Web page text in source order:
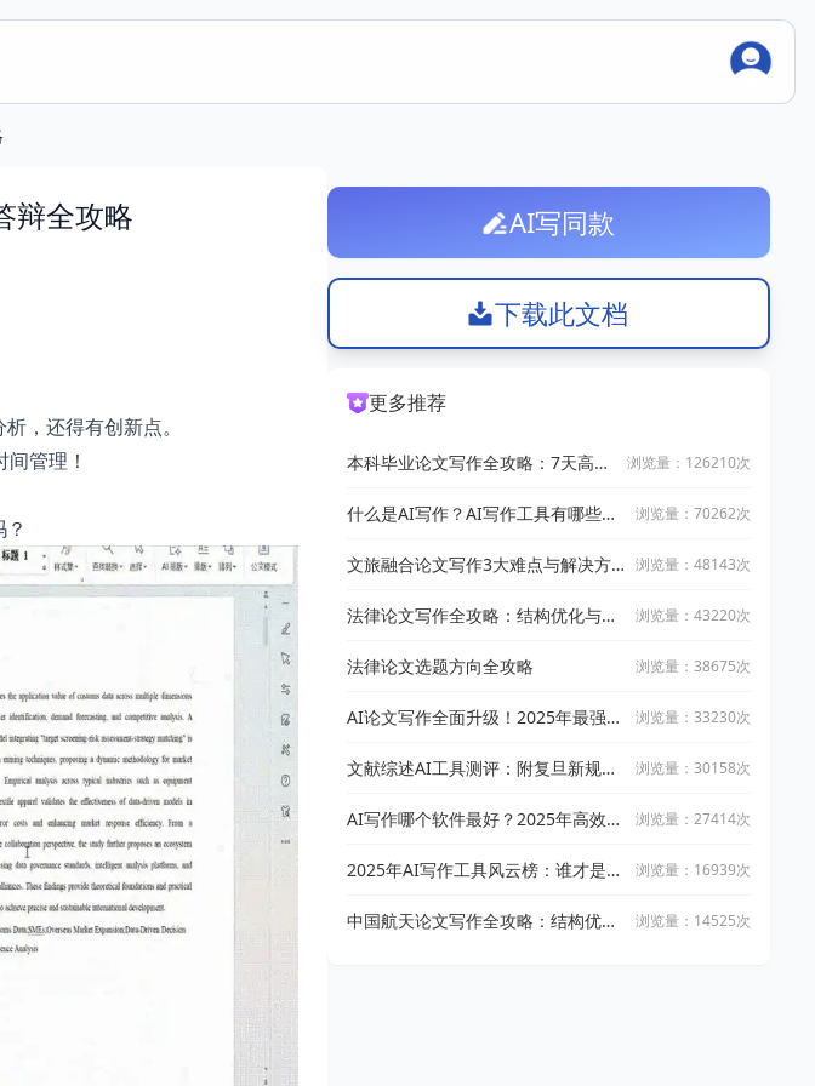
辩全攻略
，还得有创新点。
管理！
AI写同款
下载此文档
更多推荐
本科毕业论文写作全攻略：7天高效
浏览量：126210次
什么是AI写作？AI写作工具有哪些？
浏览量：70262次
文旅融合论文写作3大难点与解决方
浏览量：48143次
法律论文写作全攻略：结构优化与文
浏览量：43220次
法律论文选题方向全攻略 浏览量：38675次
AI论文写作全面升级！2025年最强写
稿
浏览量：33230次
文献综述AI工具测评：附复旦新规下
浏览量：30158次
AI写作哪个软件最好？2025年高效智
浏览量：27414次
2025年AI写作工具风云榜：谁才是真
浏览量：16939次
中国航天论文写作全攻略：结构优化
浏览量：14525次